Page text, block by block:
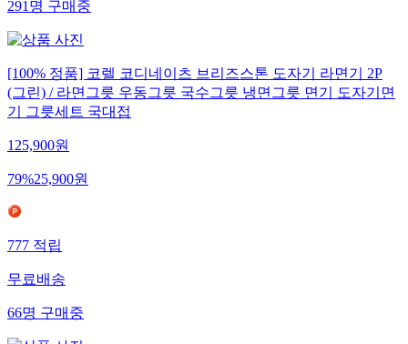
291명구매중
[100% 정품] 코렐 코디네이츠 브리즈스톤 도자기 라면기 2P
(그린) / 라면그릇 우동그릇 국수그릇 냉면그릇 면기 도자기면
기 그릇세트 국대접
125,900원
79%25,900원
777적립
무료배송
66명구매중